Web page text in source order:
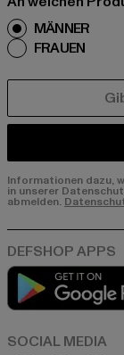
MÄNNER
FRAUEN
Informationen dazu,
in unserer
abmelden.